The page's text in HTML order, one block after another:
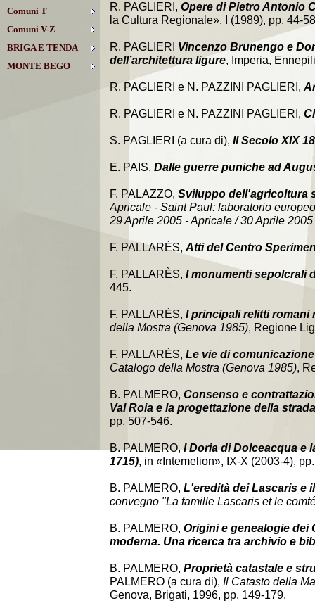
Comuni T
Comuni V-Z
BRIGA E TENDA
MONTE BEGO
R. PAGLIERI, Opere di Pietro Antonio
la Cultura Regionale», I (1989), pp. 44-
R. PAGLIERI Vincenzo Brunengo e
dell’architettura ligure, Imperia,
R. PAGLIERI e N. PAZZINI PAGLIERI,
R. PAGLIERI e N. PAZZINI PAGLIERI,
S. PAGLIERI (a cura di), Il Secolo XIX
E. PAIS, Dalle guerre puniche ad
F. PALAZZO, Sviluppo dell'agricoltura
Apricale - Saint Paul: laboratorio
29 Aprile 2005 - Apricale / 30 Aprile
F. PALLARÈS, Atti del Centro
F. PALLARÈS, I monumenti sepolcrali
445.
F. PALLARÈS, I principali relitti romani
della Mostra (Genova 1985), Regione
F. PALLARÈS, Le vie di
Catalogo della Mostra (Genova 1985),
B. PALMERO, Consenso e
Val Roia e la progettazione della strada
pp. 507-546.
B. PALMERO,I Doria di Dolceacqua e
1715), in «Intemelion», IX-X (2003-4),
B. PALMERO, L'eredità dei Lascaris e
convegno "La famille Lascaris et le
B. PALMERO, Origini e genealogie dei
moderna. Una ricerca tra archivio e
B. PALMERO, Proprietà catastale e
PALMERO (a cura di), Il Catasto della
Genova, Brigati, 1996, pp. 149-179.